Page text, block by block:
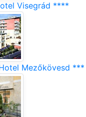
Visegrád ****
Mezőkövesd ***